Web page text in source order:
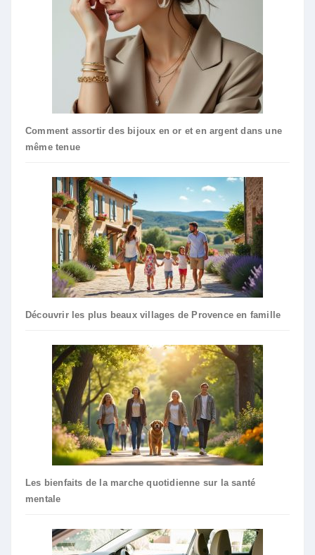
Comment assortir des bijoux en or et en argent dans une
même tenue
Découvrir les plus beaux villages de Provence en famille
Les bienfaits de la marche quotidienne sur la santé
mentale